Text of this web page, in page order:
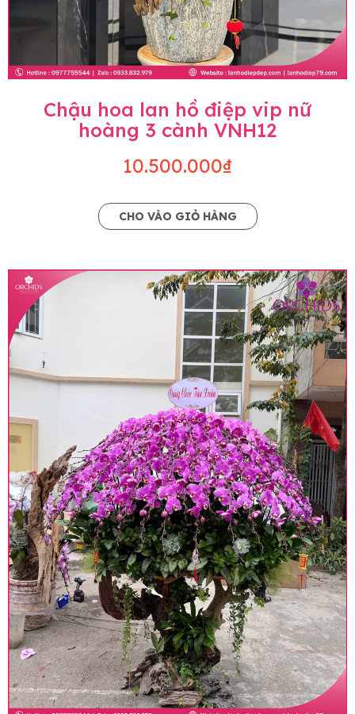
Chậu hoa lan hồ điệp vip nữ
hoàng 3 cành VNH12
10.500.000₫
CHO VÀO GIỎ HÀNG